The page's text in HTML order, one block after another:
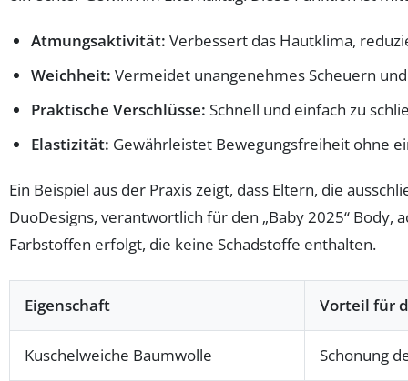
Atmungsaktivität: Verbessert das Hautklima,
Weichheit: Vermeidet unangenehmes Scheuern
Praktische Verschlüsse: Schnell und einfach zu
Elastizität: Gewährleistet Bewegungsfreiheit ohne
Ein Beispiel aus der Praxis zeigt, dass Eltern, die
DuoDesigns, verantwortlich für den „Baby 2025“
Farbstoffen erfolgt, die keine Schadstoffe enthalten.
Eigenschaft Vorteil für
Kuschelweiche Baumwolle Schonung